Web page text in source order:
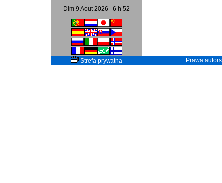
Dim 9 Aout 2026 - 6 h 52
Strefa prywatna Prawa